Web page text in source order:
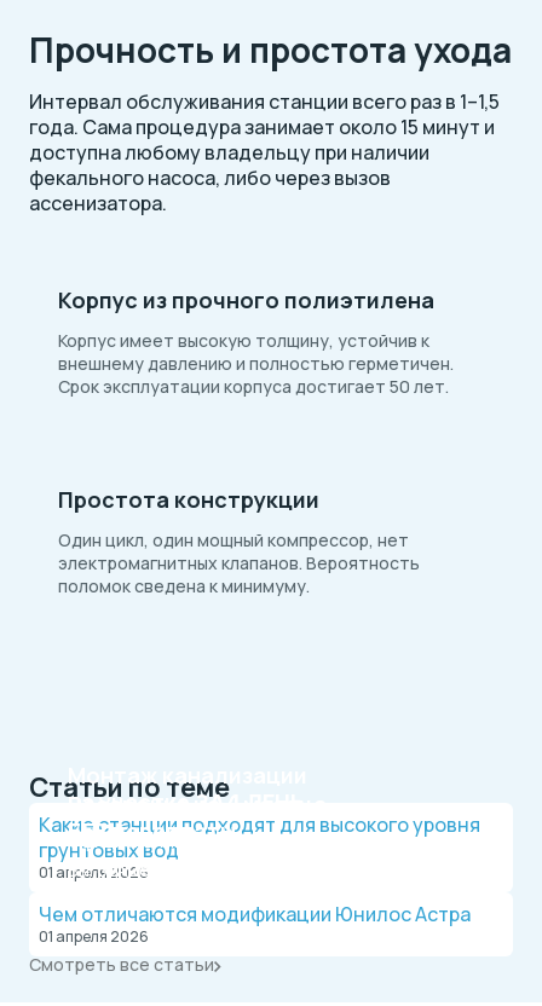
Прочность и простота ухода
Интервал обслуживания станции всего раз в 1–1,5
года. Сама процедура занимает около 15 минут и
доступна любому владельцу при наличии
фекального насоса, либо через вызов
ассенизатора.
Корпус из прочного полиэтилена
Корпус имеет высокую толщину, устойчив к
внешнему давлению и полностью герметичен.
Срок эксплуатации корпуса достигает 50 лет.
Простота конструкции
Один цикл, один мощный компрессор, нет
электромагнитных клапанов. Вероятность
поломок сведена к минимуму.
Монтаж канализации
на участкеЗА 1 ДЕНЬ
Официальный дилер, работаем по договору.
Оплата после монтажа.
Рассрочка на 4 месяца
БЕЗ переплаты
Выгодные условия на монтаж канализации и
Статьи по теме
Какие станции подходят для высокого уровня
грунтовых вод
01 апреля 2026
Чем отличаются модификации Юнилос Астра
01 апреля 2026
Смотреть все статьи